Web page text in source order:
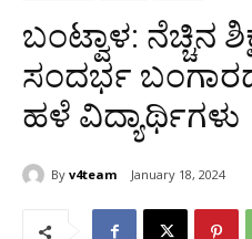
ಬಂಟ್ವಾಳ: ನೆಚ್ಚಿನ
ಸಂದರ್ಭ
ಹಳೆ ವಿದ್ಯಾರ್ಥಿಗಳು
By v4team January 18, 2024